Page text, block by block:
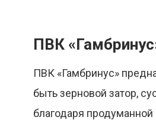
ПВК
ПВК «Гамбринус»
быть зерновой затор,
благодаря